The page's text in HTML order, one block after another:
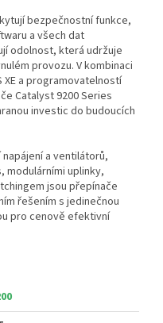
bezpečnostní funkce,
a všech dat
odolnost, která udržuje
provozu. V kombinaci
XE a programovatelností
Catalyst 9200 Series
investic do budoucích
a ventilátorů,
modulárními uplinky,
jsou přepínače
řešením s jedinečnou
pro cenově efektivní